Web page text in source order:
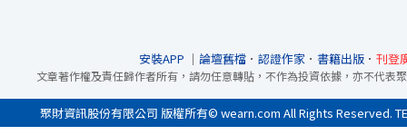
安裝APP ｜ 論壇舊檔． 認證作家． 書籍出版． 刊登
文章著作權及責任歸作者所有，請勿任意轉貼，不作為投資依據，亦不代
聚財資訊股份有限公司 版權所有© wearn.com All Rights Reserved.